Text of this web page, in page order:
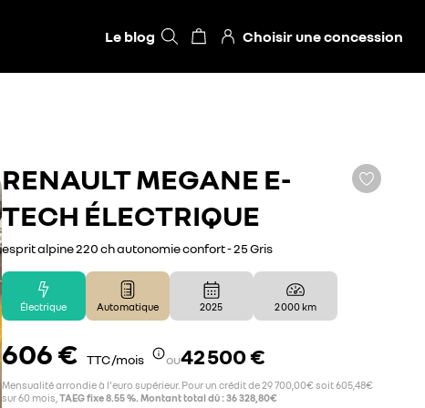
Le blog Choisir une concession
RENAULTMEGANE E-
TECH ÉLECTRIQUE
esprit alpine 220 ch autonomie confort - 25 Gris
Électrique Automatique 2025 2 000 km
606 € TTC /mois ou42 500 €
Mensualité arrondie à l'euro supérieur. Pour un crédit de 29 700,00€ soit 605,48€
sur 60 mois, TAEG fixe 8.55 %. Montant total dû : 36 328,80€